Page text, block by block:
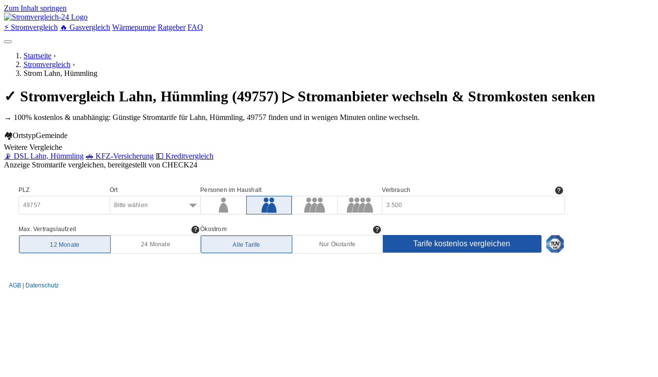
Zum Inhalt springen
⚡ Stromvergleich 🔥 Gasvergleich Wärmepumpe Ratgeber FAQ
Startseite ›
Stromvergleich ›
Strom Lahn, Hümmling
✓ Stromvergleich Lahn, Hümmling (49757) ▷ Stromanbieter wechseln & Stromkosten senken
→ 100% kostenlos & unabhängig: Günstige Stromtarife für Lahn, Hümmling, 49757 finden und in wenigen Minuten online wechseln.
🏘OrtstypGemeinde
Weitere Vergleiche
📡 DSL Lahn, Hümmling 🚗 KFZ-Versicherung 💵 Kreditvergleich
Anzeige Stromtarife vergleichen, bereitgestellt von CHECK24